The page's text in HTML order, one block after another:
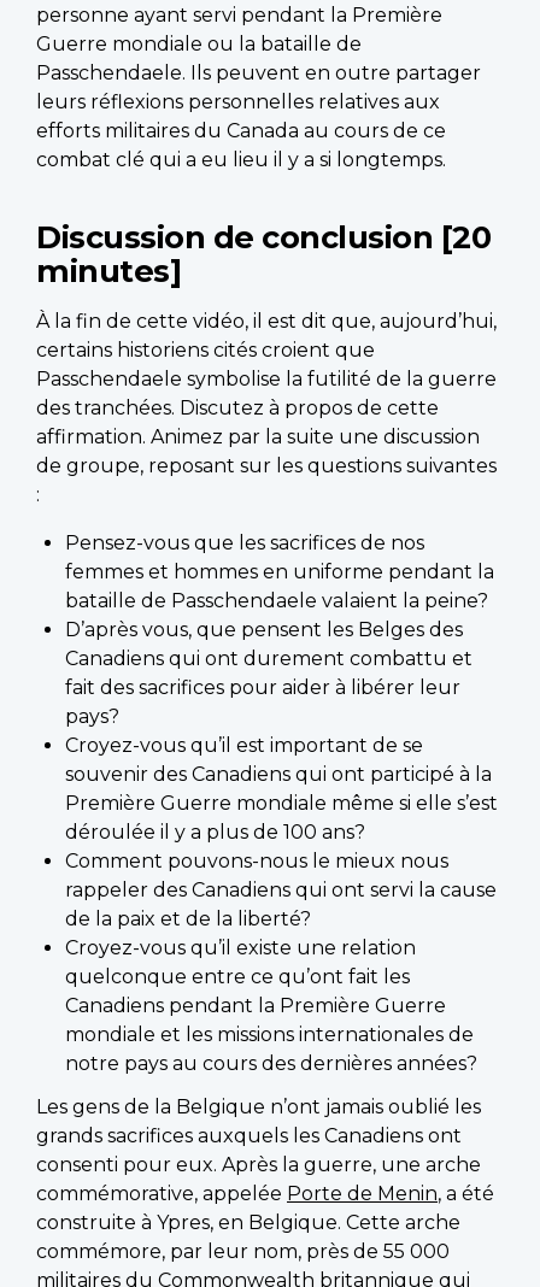
personne ayant servi pendant la Première
Guerre mondiale ou la bataille de
Passchendaele. Ils peuvent en outre partager
leurs réflexions personnelles relatives aux
efforts militaires du Canada au cours de ce
combat clé qui a eu lieu il y a si longtemps.
Discussion de conclusion [20
minutes]
À la fin de cette vidéo, il est dit que, aujourd’hui,
certains historiens cités croient que
Passchendaele symbolise la futilité de la guerre
des tranchées. Discutez à propos de cette
affirmation. Animez par la suite une discussion
de groupe, reposant sur les questions suivantes
:
Pensez-vous que les sacrifices de nos
femmes et hommes en uniforme pendant la
bataille de Passchendaele valaient la peine?
D’après vous, que pensent les Belges des
Canadiens qui ont durement combattu et
fait des sacrifices pour aider à libérer leur
pays?
Croyez-vous qu’il est important de se
souvenir des Canadiens qui ont participé à la
Première Guerre mondiale même si elle s’est
déroulée il y a plus de 100 ans?
Comment pouvons-nous le mieux nous
rappeler des Canadiens qui ont servi la cause
de la paix et de la liberté?
Croyez-vous qu’il existe une relation
quelconque entre ce qu’ont fait les
Canadiens pendant la Première Guerre
mondiale et les missions internationales de
notre pays au cours des dernières années?
Les gens de la Belgique n’ont jamais oublié les
grands sacrifices auxquels les Canadiens ont
consenti pour eux. Après la guerre, une arche
commémorative, appelée Porte de Menin, a été
construite à Ypres, en Belgique. Cette arche
commémore, par leur nom, près de 55 000
militaires du Commonwealth britannique qui